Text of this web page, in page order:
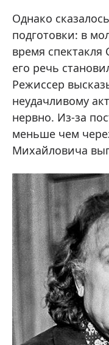
Однако
подготовки: в
время
его речь
Режиссер
неудачливому
нервно. Из-за
меньше чем
Михайловича